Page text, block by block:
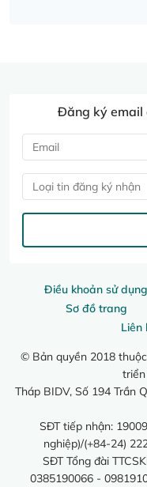
Điều khoản sử dụng
Sơ đồ trang
Liên
© Bản quyền 2018
Tháp BIDV, Số 194 Trần
SĐT tiếp nhận:
nghiệp)/(+84-24)
SĐT Tổng đài
0385190066 -
Đăng ký email
Loại tin đăng ký nhận